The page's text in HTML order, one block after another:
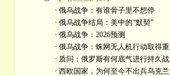
· 俄乌战争：有谁骨子里不想停
· 俄乌战争结局：美中的“默契”
· 俄乌战争：2026预测
· 俄乌战争：蛛网无人机行动取得重
· 质问：俄罗斯有何底气进行持久战
· 西欧国家，为何至今不出兵乌克兰